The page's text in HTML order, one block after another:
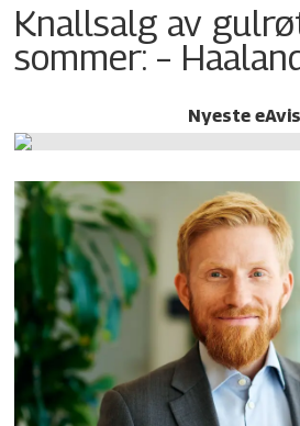
Knallsalg av
sommer: –
Nyeste